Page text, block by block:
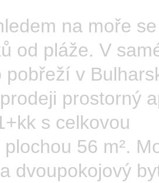
na moře
od pláže. V
pobřeží v
prostorný
s celkovou
56 m².
dvoupokojový